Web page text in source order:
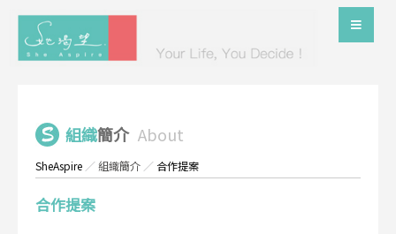
組織簡介 About
SheAspire ／組織簡介 ／ 合作提案
合作提案